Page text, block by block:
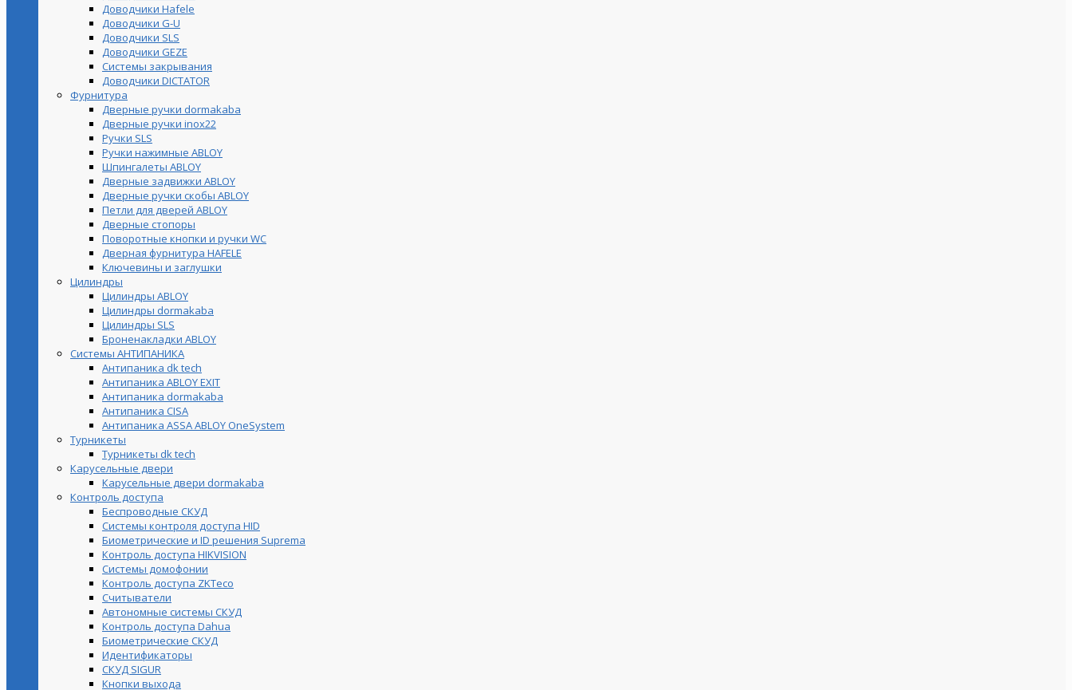
Доводчики Hafele
Доводчики G-U
Доводчики SLS
Доводчики GEZE
Cистемы закрывания
Доводчики DICTATOR
Фурнитура
Дверные ручки dormakaba
Дверные ручки inox22
Ручки SLS
Ручки нажимные ABLOY
Шпингалеты ABLOY
Дверные задвижки ABLOY
Дверные ручки скобы ABLOY
Петли для дверей ABLOY
Дверные стопоры
Поворотные кнопки и ручки WC
Дверная фурнитура HAFELE
Ключевины и заглушки
Цилиндры
Цилиндры ABLOY
Цилиндры dormakaba
Цилиндры SLS
Броненакладки ABLOY
Системы АНТИПАНИКА
Антипаника dk tech
Антипаника ABLOY EXIT
Антипаника dormakaba
Антипаника СISA
Антипаника ASSA ABLOY OneSystem
Турникеты
Турникеты dk tech
Карусельные двери
Карусельные двери dormakaba
Контроль доступа
Беспроводные СКУД
Системы контроля доступа HID
Биометрические и ID решения Suprema
Контроль доступа HIKVISION
Системы домофонии
Контроль доступа ZKTeco
Считыватели
Автономные системы СКУД
Контроль доступа Dahua
Биометрические СКУД
Идентификаторы
СКУД SIGUR
Кнопки выхода